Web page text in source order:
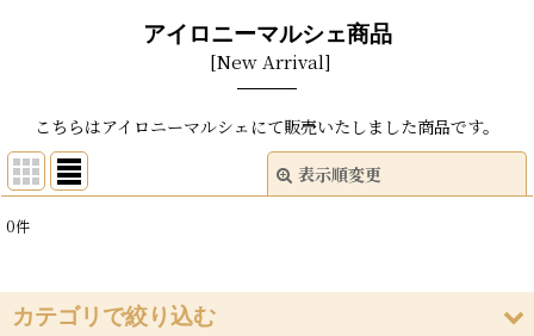
アイロニーマルシェ商品
[New Arrival]
こちらはアイロニーマルシェにて販売いたしました商品です。
表示順変更
表示数
在庫あり
0件
カテゴリで絞り込む